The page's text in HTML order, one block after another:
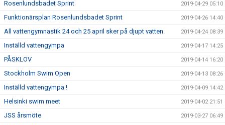
Rosenlundsbadet Sprint 2019-04-29 05:10
Funktionärsplan Rosenlundsbadet Sprint 2019-04-26 14:40
All vattengymnastik 24 och 25 april sker på djupt vatten. 2019-04-24 08:39
Inställd vattengympa 2019-04-17 14:25
PÅSKLOV 2019-04-14 16:20
Stockholm Swim Open 2019-04-13 08:26
Inställd vattengympa ! 2019-04-09 14:42
Helsinki swim meet 2019-04-02 21:51
JSS årsmöte 2019-03-27 06:49